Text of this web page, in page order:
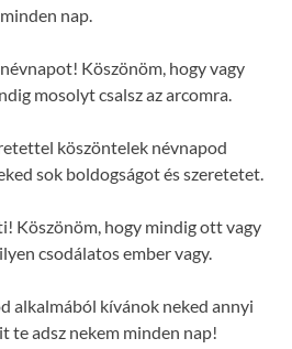
minden nap.
Köszönöm, hogy vagy
mosolyt csalsz az arcomra.
köszöntelek névnapod
sok boldogságot és szeretetet.
Köszönöm, hogy mindig ott vagy
csodálatos ember vagy.
alkalmából kívánok neked annyi
te adsz nekem minden nap!